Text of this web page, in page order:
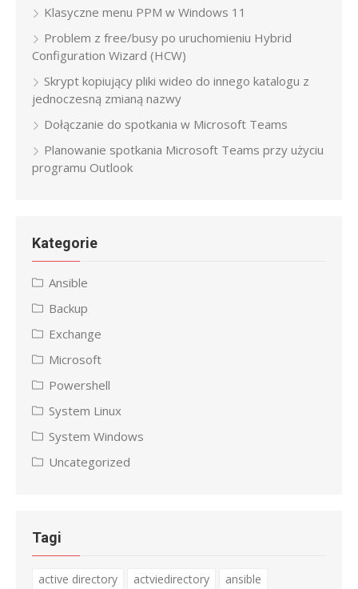
Klasyczne menu PPM w Windows 11
Problem z free/busy po uruchomieniu Hybrid
Configuration Wizard (HCW)
Skrypt kopiujący pliki wideo do innego katalogu z
jednoczesną zmianą nazwy
Dołączanie do spotkania w Microsoft Teams
Planowanie spotkania Microsoft Teams przy użyciu
programu Outlook
Kategorie
Ansible
Backup
Exchange
Microsoft
Powershell
System Linux
System Windows
Uncategorized
Tagi
active directory actviedirectory
ansible